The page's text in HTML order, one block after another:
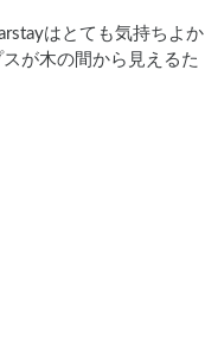
はとても気持ちよか
が木の間から見えるた
安心でした。